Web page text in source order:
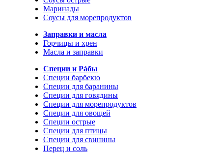
Маринады
Соусы для морепродуктов
Заправки и масла
Горчицы и хрен
Масла и заправки
Специи и Рáбы
Специи барбекю
Специи для баранины
Специи для говядины
Специи для морепродуктов
Специи для овощей
Специи острые
Специи для птицы
Специи для свинины
Перец и соль